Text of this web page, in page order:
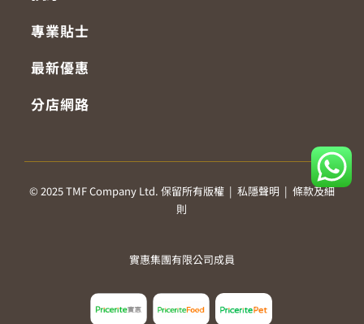
專業貼士
最新優惠
分店網路
© 2025 TMF Company Ltd. 保留所有版權 |私隱聲明 |條款及細
則
實惠集團有限公司成員